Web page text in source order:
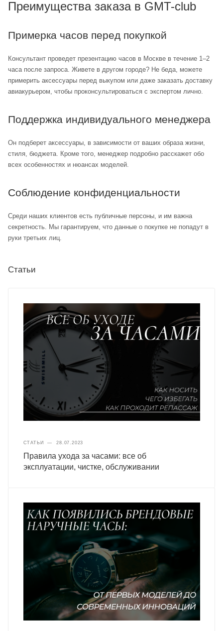
Преимущества заказа в GMT-club
Примерка часов перед покупкой
Консультант проведет презентацию часов в Москве в течение 1–2
часа после запроса. Живете в другом городе? Не беда, можете
примерить аксессуары перед выкупом или даже заказать доставку
авиакурьером, чтобы проконсультироваться с экспертом лично.
Поддержка индивидуального менеджера
Он подберет аксессуары, в зависимости от ваших образа жизни,
стиля, бюджета. Кроме того, менеджер подробно расскажет обо
всех особенностях и нюансах моделей.
Соблюдение конфиденциальности
Среди наших клиентов есть публичные персоны, и им важна
секретность. Мы гарантируем, что данные о покупке не попадут в
руки третьих лиц.
Статьи
СТАТЬИ — 28.07.2023
Правила ухода за часами: все об
эксплуатации, чистке, обслуживании